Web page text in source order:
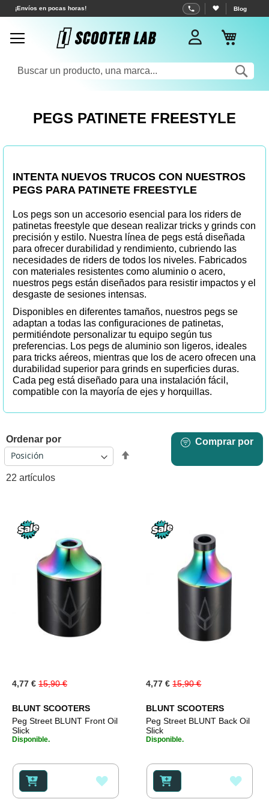
contenido
¡Envíos en pocas horas! Blog
PEGS PATINETE FREESTYLE
INTENTA NUEVOS TRUCOS CON NUESTROS
PEGS PARA PATINETE FREESTYLE
Los pegs son un accesorio esencial para los riders de
patinetas freestyle que desean realizar tricks y grinds con
precisión y estilo. Nuestra línea de pegs está diseñada
para ofrecer durabilidad y rendimiento, cubriendo las
necesidades de riders de todos los niveles. Fabricados
con materiales resistentes como aluminio o acero,
nuestros pegs están diseñados para resistir impactos y el
desgaste de sesiones intensas.
Disponibles en diferentes tamaños, nuestros pegs se
adaptan a todas las configuraciones de patinetas,
permitiéndote personalizar tu equipo según tus
preferencias. Los pegs de aluminio son ligeros, ideales
para tricks aéreos, mientras que los de acero ofrecen una
durabilidad superior para grinds en superficies duras.
Cada peg está diseñado para una instalación fácil,
compatible con la mayoría de ejes y horquillas.
22 artículos
Ordenar por
Dirección
Special
Price
4,77 € 15,90 €
BLUNT SCOOTERS
Peg Street BLUNT Front Oil
Slick
Disponible.
A
Special
Price
4,77 € 15,90 €
BLUNT SCOOTERS
Peg Street BLUNT Back Oil
Slick
Disponible.
A
Comprar por